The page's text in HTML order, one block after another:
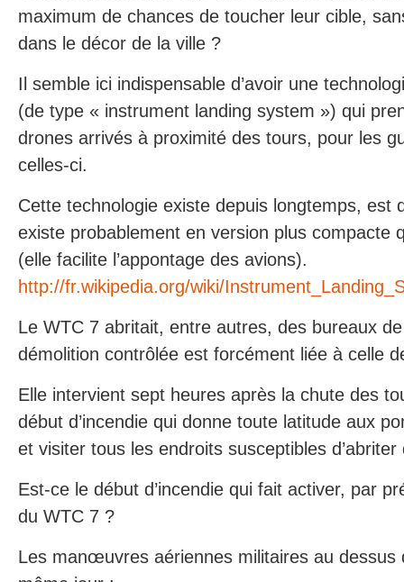
maximum de chances de toucher leur cible,
dans le décor de la ville ?
Il semble ici indispensable d’avoir une
(de type « instrument landing system ») qui
drones arrivés à proximité des tours, pour les
celles-ci.
Cette technologie existe depuis longtemps, est
existe probablement en version plus compacte
(elle facilite l’appontage des avions).
http://fr.wikipedia.org/wiki/
Le WTC 7 abritait, entre autres, des bureaux
démolition contrôlée est forcément liée à celle
Elle intervient sept heures après la chute des
début d’incendie qui donne toute latitude aux
et visiter tous les endroits susceptibles
Est-ce le début d’incendie qui fait activer, par
du WTC 7 ?
Les manœuvres aériennes militaires au dessus